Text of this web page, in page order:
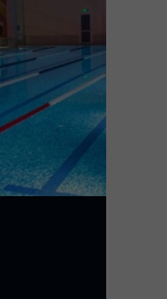
24